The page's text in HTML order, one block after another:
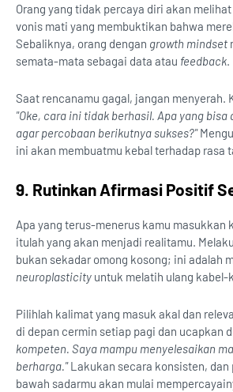
Orang yang tidak percaya diri akan
vonis mati yang membuktikan bahwa
Sebaliknya, orang dengan growth mindset
semata-mata sebagai data atau feedback.
Saat rencanamu gagal, jangan menyerah.
"Oke, cara ini tidak berhasil. Apa yang
agar percobaan berikutnya sukses?"
ini akan membuatmu kebal terhadap rasa
9. Rutinkan Afirmasi Positif
Apa yang terus-menerus kamu masukkan
itulah yang akan menjadi realitamu.
bukan sekadar omong kosong; ini adalah
neuroplasticity untuk melatih ulang kabel-
Pilihlah kalimat yang masuk akal dan
di depan cermin setiap pagi dan ucapkan
kompeten. Saya mampu menyelesaikan
berharga."Lakukan secara konsisten, dan
bawah sadarmu akan mulai